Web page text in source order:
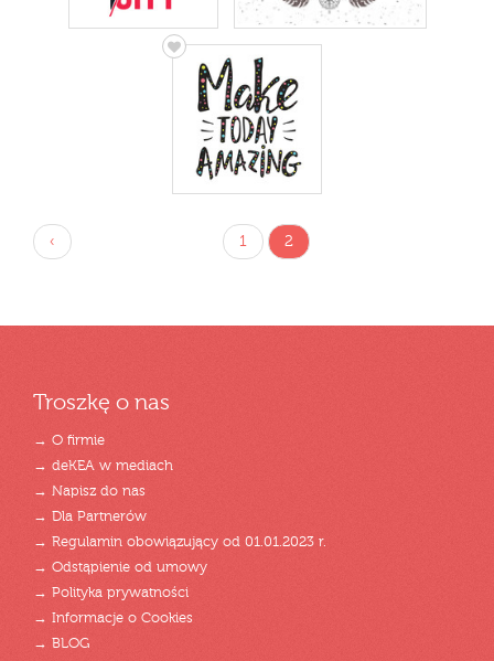
‹ 1 2
Troszkę o nas
→ O firmie
→ deKEA w mediach
→ Napisz do nas
→ Dla Partnerów
→ Regulamin obowiązujący od 01.01.2023 r.
→ Odstąpienie od umowy
→ Polityka prywatności
→ Informacje o Cookies
→ BLOG